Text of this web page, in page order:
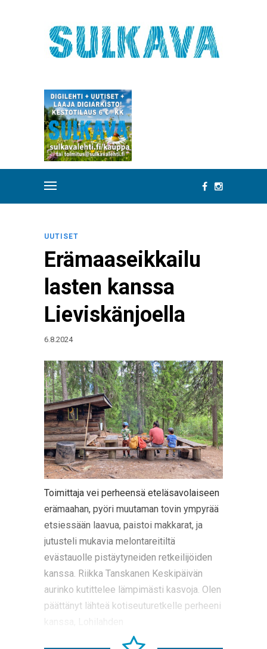
UUTISET
Erämaaseikkailu
lasten kanssa
Lieviskänjoella
6.8.2024
Toimittaja vei perheensä eteläsavolaiseen
erämaahan, pyöri muutaman tovin ympyrää
etsiessään laavua, paistoi makkarat, ja
jutusteli mukavia melontareitiltä
evästauolle pistäytyneiden retkeilijöiden
kanssa. Riikka Tanskanen Keskipäivän
aurinko kutittelee lämpimästi kasvoja. Olen
päättänyt lähteä kotiseuturetkelle perheeni